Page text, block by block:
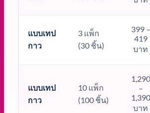
แบบเทป
กาว
3 แพ็ก
(30 ชิ้น)
399 –
419
บาท
แบบเทป
กาว
10 แพ็ก
(100 ชิ้น)
1,290
–
1,390
บาท